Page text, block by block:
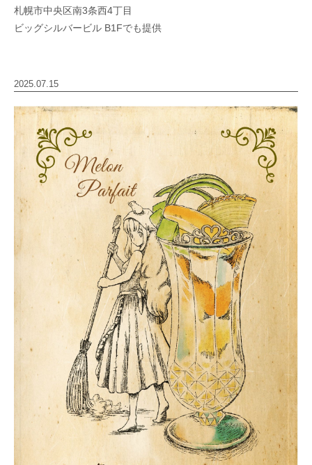
札幌市中央区南3条西4丁目
ビッグシルバービル B1Fでも提供
2025.07.15